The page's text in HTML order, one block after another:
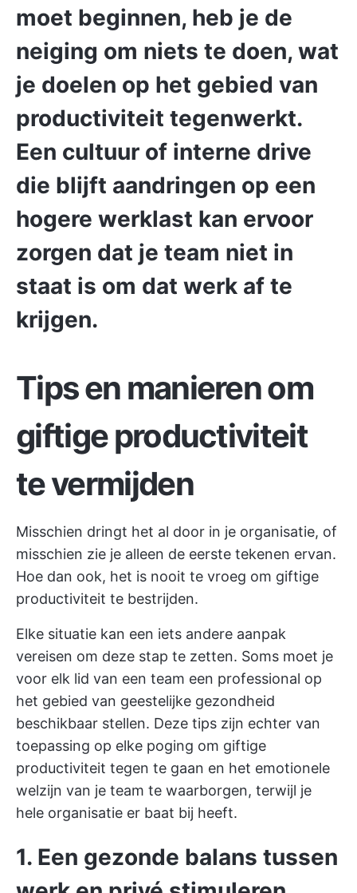
moet beginnen, heb je de
neiging om niets te doen, wat
je doelen op het gebied van
productiviteit tegenwerkt.
Een cultuur of interne drive
die blijft aandringen op een
hogere werklast kan ervoor
zorgen dat je team niet in
staat is om dat werk af te
krijgen.
Tips en manieren om
giftige productiviteit
te vermijden
Misschien dringt het al door in je organisatie, of
misschien zie je alleen de eerste tekenen ervan.
Hoe dan ook, het is nooit te vroeg om giftige
productiviteit te bestrijden.
Elke situatie kan een iets andere aanpak
vereisen om deze stap te zetten. Soms moet je
voor elk lid van een team een professional op
het gebied van geestelijke gezondheid
beschikbaar stellen. Deze tips zijn echter van
toepassing op elke poging om giftige
productiviteit tegen te gaan en het emotionele
welzijn van je team te waarborgen, terwijl je
hele organisatie er baat bij heeft.
1. Een gezonde balans tussen